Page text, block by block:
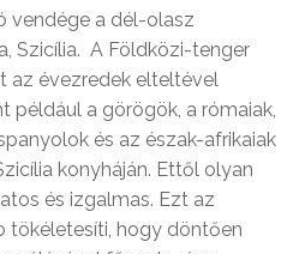
vendége a dél-olasz
Szicília. A Földközi-tenger
az évezredek elteltével
például a görögök, a rómaiak,
és az észak-afrikaiak
konyháján. Ettől olyan
és izgalmas. Ezt az
tökéletesíti, hogy döntően